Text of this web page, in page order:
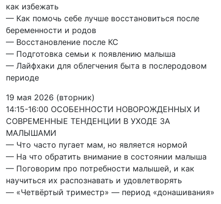
как избежать
— Как помочь себе лучше восстановиться после
беременности и родов
— Восстановление после КС
— Подготовка семьи к появлению малыша
— Лайфхаки для облегчения быта в послеродовом
периоде
19 мая 2026 (вторник)
14:15-16:00 ОСОБЕННОСТИ НОВОРОЖДЕННЫХ И
СОВРЕМЕННЫЕ ТЕНДЕНЦИИ В УХОДЕ ЗА
МАЛЫШАМИ
— Что часто пугает мам, но является нормой
— На что обратить внимание в состоянии малыша
— Поговорим про потребности малышей, и как
научиться их распознавать и удовлетворять
— «Четвёртый триместр» — период «донашивания»